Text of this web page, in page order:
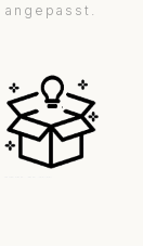
angepasst.